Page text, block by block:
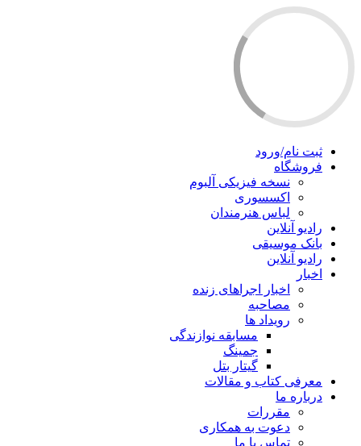
ثبت نام/ورود
فروشگاه
نسخه فیزیکی آلبوم
اکسسوری
لباس هنرمندان
رادیو آنلاین
بانک موسیقی
رادیو آنلاین
اخبار
اخبار اجراهای زنده
مصاحبه
رویداد ها
مسابقه نوازندگی
جمینگ
گیتار بتل
معرفی کتاب و مقالات
درباره ما
مقررات
دعوت به همکاری
تماس با ما